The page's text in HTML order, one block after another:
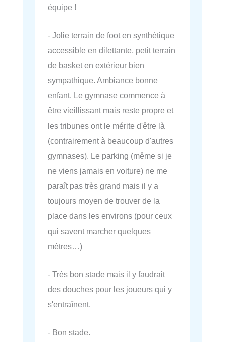
équipe !
- Jolie terrain de foot en synthétique
accessible en dilettante, petit terrain
de basket en extérieur bien
sympathique. Ambiance bonne
enfant. Le gymnase commence à
être vieillissant mais reste propre et
les tribunes ont le mérite d'être là
(contrairement à beaucoup d'autres
gymnases). Le parking (même si je
ne viens jamais en voiture) ne me
paraît pas très grand mais il y a
toujours moyen de trouver de la
place dans les environs (pour ceux
qui savent marcher quelques
mètres…)
- Très bon stade mais il y faudrait
des douches pour les joueurs qui y
s'entraînent.
- Bon stade.